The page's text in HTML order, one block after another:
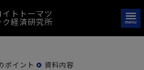
イトトーマツ
ク経済研究所
ポイント
資料内容